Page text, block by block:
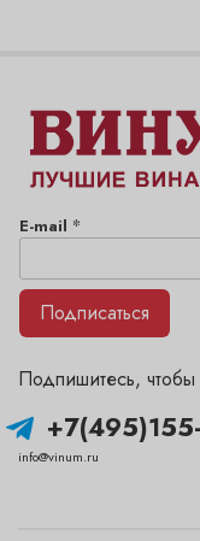
info@vinum.ru
Подпишитесь,
E-mail *
Подписаться